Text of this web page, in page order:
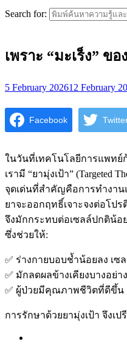
Search for:
เพราะ “มะเร็ง” ข
5 February 202612 February
Facebook
ในวันที่เทคโนโลยีการแพทย์
เรามี “ยามุ่งเป้า” (Targeted
จุดเด่นที่สำคัญคือการทำงาน
ยาจะออกฤทธิ์เจาะจงต่อโป
จึงมักกระทบต่อเซลล์ปกติน้อ
ซึ่งช่วยให้:
✅ ร่างกายบอบช้ำน้อยลง เซ
✅ มักลดผลข้างเคียงบางอย่
✅ ผู้ป่วยมีคุณภาพชีวิตที่ดีขึ้น
การรักษาด้วยยามุ่งเป้า จึงเ